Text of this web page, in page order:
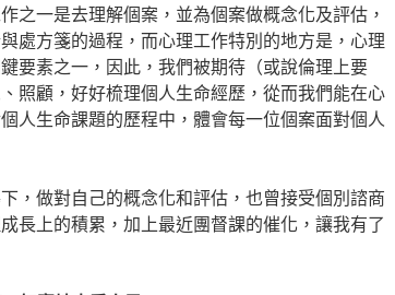
之一是去理解個案，並為個案做概念化及評估，
處方箋的過程，而心理工作特別的地方是，心理
要素之一，因此，我們被期待（或說倫理上要
照顧，好好梳理個人生命經歷，從而我們能在心
人生命課題的歷程中，體會每一位個案面對個人
，做對自己的概念化和評估，也曾接受個別諮商
長上的積累，加上最近團督課的催化，讓我有了